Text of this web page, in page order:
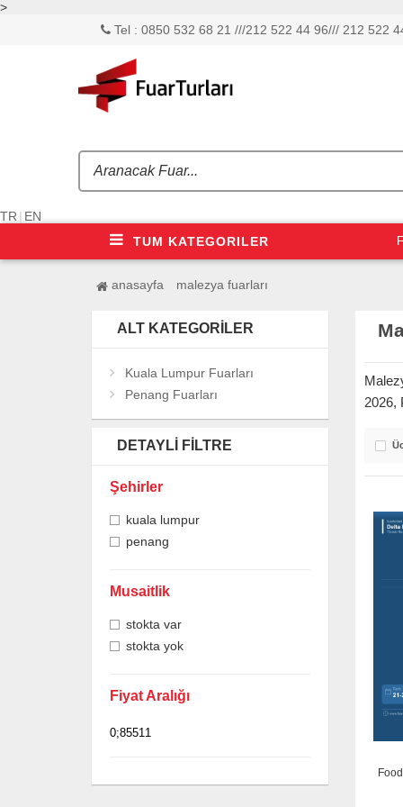
>
Tel : 0850 532 68 21 ///212 522 44 96/// 212 522
TR | EN
TUM KATEGORILER
anasayfa malezya fuarları
ALT KATEGORILER
Kuala Lumpur Fuarları
Penang Fuarları
DETAYLI FILTRE
Şehirler
kuala lumpur
penang
Musaitlik
stokta var
stokta yok
Fiyat Aralığı
2026,